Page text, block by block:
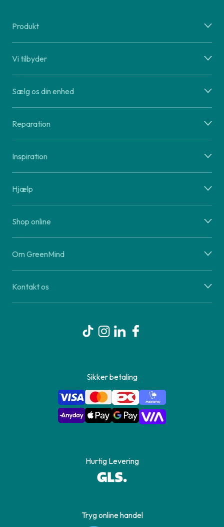
Produkt
Vi tilbyder
Sælg os din enhed
Reparation
Inspiration
Hjælp
Shop online
Om GreenMind
Kontakt os
Sikker betaling
Hurtig Levering
Tryg online handel